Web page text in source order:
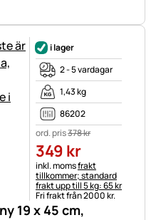
19 x 45 cm,
i lager
2 - 5 vardagar
1,43 kg
86202
ord. pris378kr
349 kr
Skatteinformation:
inkl. momsfrakt
tillkommer; standard
frakt upp till 5 kg: 65 kr
Fri frakt från 2000 kr.